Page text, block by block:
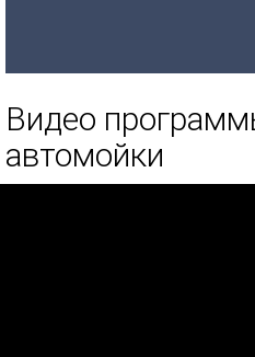
Видео
автомойки